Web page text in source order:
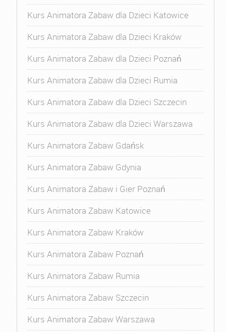
Kurs Animatora Zabaw dla Dzieci Katowice
Kurs Animatora Zabaw dla Dzieci Kraków
Kurs Animatora Zabaw dla Dzieci Poznań
Kurs Animatora Zabaw dla Dzieci Rumia
Kurs Animatora Zabaw dla Dzieci Szczecin
Kurs Animatora Zabaw dla Dzieci Warszawa
Kurs Animatora Zabaw Gdańsk
Kurs Animatora Zabaw Gdynia
Kurs Animatora Zabaw i Gier Poznań
Kurs Animatora Zabaw Katowice
Kurs Animatora Zabaw Kraków
Kurs Animatora Zabaw Poznań
Kurs Animatora Zabaw Rumia
Kurs Animatora Zabaw Szczecin
Kurs Animatora Zabaw Warszawa